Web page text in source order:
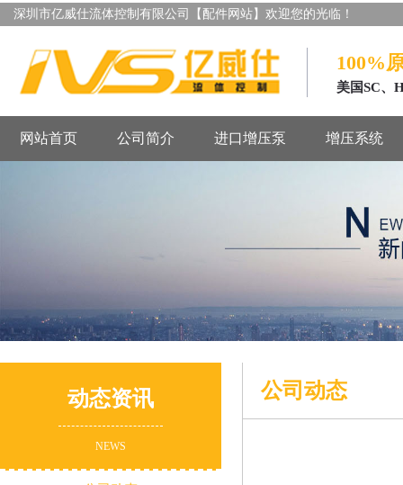
深圳市亿威仕流体控制有限公司【配件网站】欢迎您的光临！
100%
美国SC、
网站首页 公司简介 进口增压泵 增压系统
动态资讯
NEWS
公司动态